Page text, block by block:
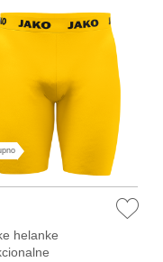
helanke